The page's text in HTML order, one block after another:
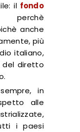
il fondo
anche
più
italiano,
del diretto
in
alle
i paesi